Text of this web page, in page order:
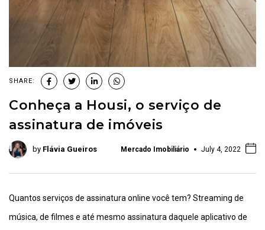
SHARE:
Conheça a Housi, o serviço de
assinatura de imóveis
by Flávia Gueiros Mercado Imobiliário July 4, 2022
Quantos serviços de assinatura online você tem? Streaming de
música, de filmes e até mesmo assinatura daquele aplicativo de